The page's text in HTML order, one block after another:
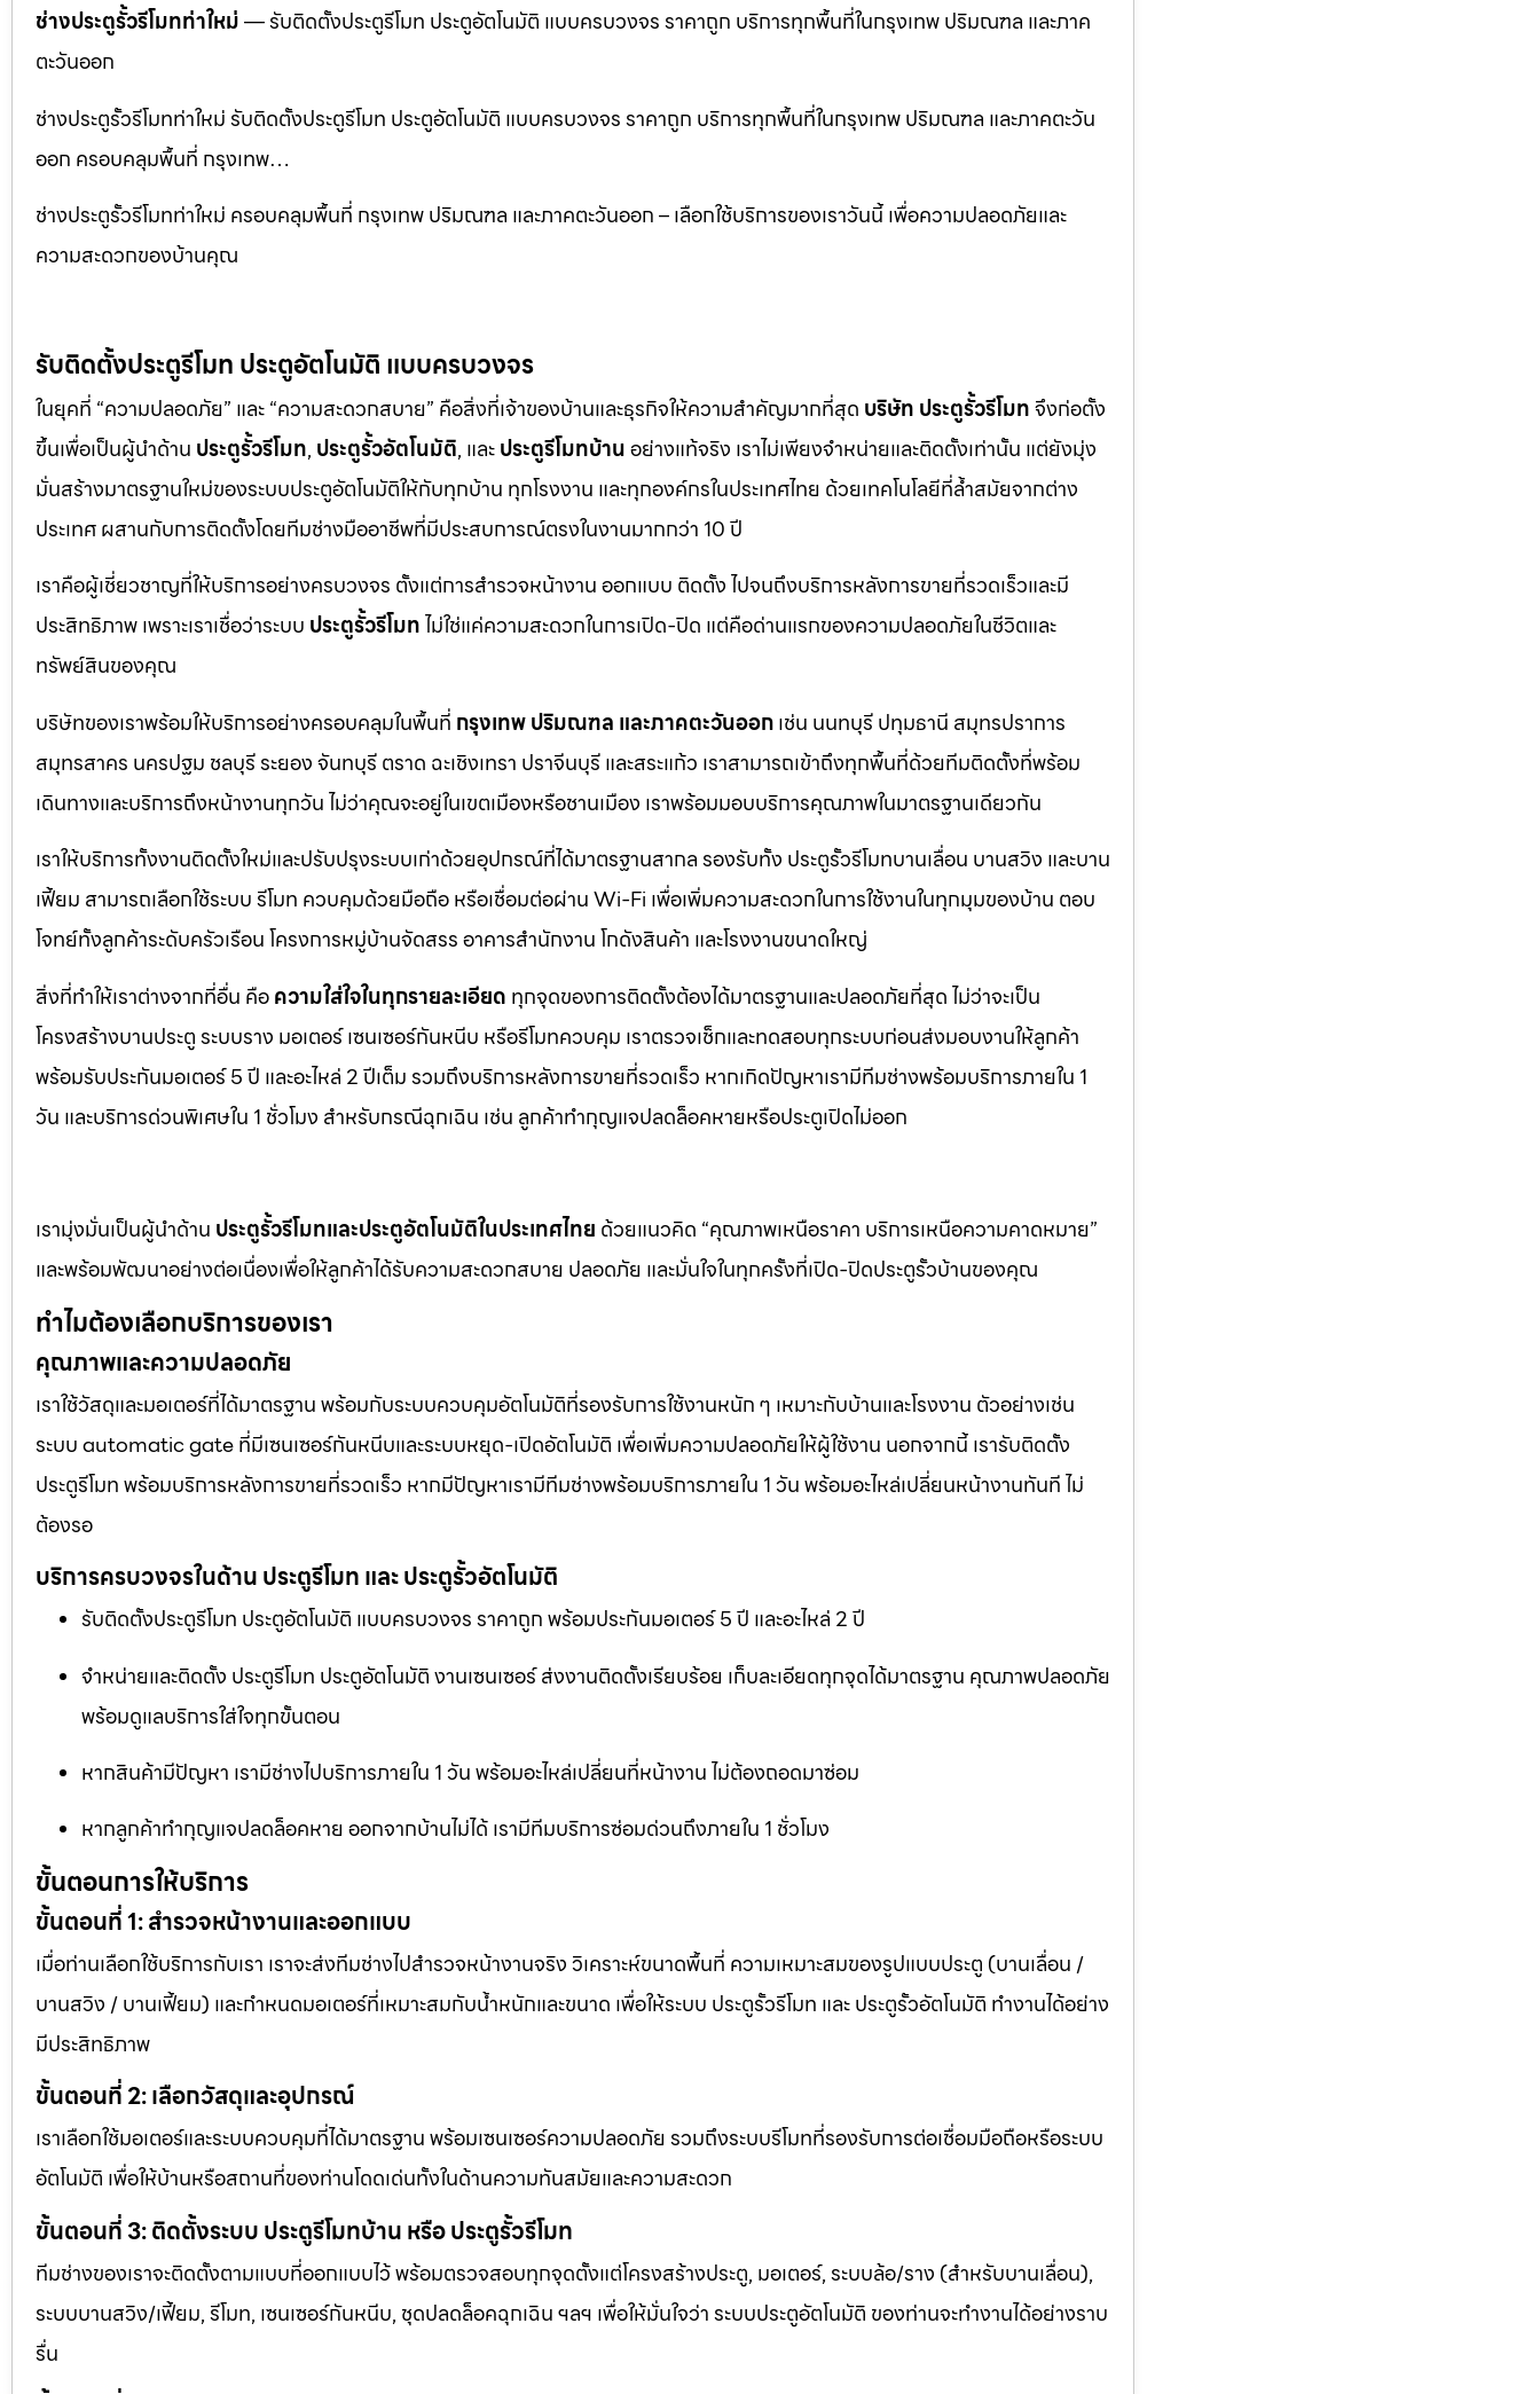
ช่างประตูรั้วรีโมทท่าใหม่— รับติดตั้งประตูรีโมท ประตูอัตโนมัติ แบบครบวงจร ราคาถูก บริการทุกพื้นที่ในกรุงเทพ ปริมณฑล และภาค
ตะวันออก
ช่างประตูรั้วรีโมทท่าใหม่ รับติดตั้งประตูรีโมท ประตูอัตโนมัติ แบบครบวงจร ราคาถูก บริการทุกพื้นที่ในกรุงเทพ ปริมณฑล และภาคตะวัน
ออก ครอบคลุมพื้นที่ กรุงเทพ…
ช่างประตูรั้วรีโมทท่าใหม่ ครอบคลุมพื้นที่ กรุงเทพ ปริมณฑล และภาคตะวันออก – เลือกใช้บริการของเราวันนี้ เพื่อความปลอดภัยและ
ความสะดวกของบ้านคุณ
รับติดตั้งประตูรีโมท ประตูอัตโนมัติ แบบครบวงจร
ในยุคที่ “ความปลอดภัย” และ “ความสะดวกสบาย” คือสิ่งที่เจ้าของบ้านและธุรกิจให้ความสำคัญมากที่สุด บริษัท ประตูรั้วรีโมทจึงก่อตั้ง
ขึ้นเพื่อเป็นผู้นำด้าน ประตูรั้วรีโมท, ประตูรั้วอัตโนมัติ, และประตูรีโมทบ้านอย่างแท้จริง เราไม่เพียงจำหน่ายและติดตั้งเท่านั้น แต่ยังมุ่ง
มั่นสร้างมาตรฐานใหม่ของระบบประตูอัตโนมัติให้กับทุกบ้าน ทุกโรงงาน และทุกองค์กรในประเทศไทย ด้วยเทคโนโลยีที่ล้ำสมัยจากต่าง
ประเทศ ผสานกับการติดตั้งโดยทีมช่างมืออาชีพที่มีประสบการณ์ตรงในงานมากกว่า 10 ปี
เราคือผู้เชี่ยวชาญที่ให้บริการอย่างครบวงจร ตั้งแต่การสำรวจหน้างาน ออกแบบ ติดตั้ง ไปจนถึงบริการหลังการขายที่รวดเร็วและมี
ประสิทธิภาพ เพราะเราเชื่อว่าระบบ ประตูรั้วรีโมทไม่ใช่แค่ความสะดวกในการเปิด-ปิด แต่คือด่านแรกของความปลอดภัยในชีวิตและ
ทรัพย์สินของคุณ
บริษัทของเราพร้อมให้บริการอย่างครอบคลุมในพื้นที่ กรุงเทพ ปริมณฑล และภาคตะวันออกเช่น นนทบุรี ปทุมธานี สมุทรปราการ
สมุทรสาคร นครปฐม ชลบุรี ระยอง จันทบุรี ตราด ฉะเชิงเทรา ปราจีนบุรี และสระแก้ว เราสามารถเข้าถึงทุกพื้นที่ด้วยทีมติดตั้งที่พร้อม
เดินทางและบริการถึงหน้างานทุกวัน ไม่ว่าคุณจะอยู่ในเขตเมืองหรือชานเมือง เราพร้อมมอบบริการคุณภาพในมาตรฐานเดียวกัน
เราให้บริการทั้งงานติดตั้งใหม่และปรับปรุงระบบเก่าด้วยอุปกรณ์ที่ได้มาตรฐานสากล รองรับทั้ง ประตูรั้วรีโมทบานเลื่อน บานสวิง และบาน
เฟี้ยม สามารถเลือกใช้ระบบ รีโมท ควบคุมด้วยมือถือ หรือเชื่อมต่อผ่าน Wi-Fi เพื่อเพิ่มความสะดวกในการใช้งานในทุกมุมของบ้าน ตอบ
โจทย์ทั้งลูกค้าระดับครัวเรือน โครงการหมู่บ้านจัดสรร อาคารสำนักงาน โกดังสินค้า และโรงงานขนาดใหญ่
สิ่งที่ทำให้เราต่างจากที่อื่น คือความใส่ใจในทุกรายละเอียด ทุกจุดของการติดตั้งต้องได้มาตรฐานและปลอดภัยที่สุด ไม่ว่าจะเป็น
โครงสร้างบานประตู ระบบราง มอเตอร์ เซนเซอร์กันหนีบ หรือรีโมทควบคุม เราตรวจเช็กและทดสอบทุกระบบก่อนส่งมอบงานให้ลูกค้า
พร้อมรับประกันมอเตอร์ 5 ปี และอะไหล่ 2 ปีเต็ม รวมถึงบริการหลังการขายที่รวดเร็ว หากเกิดปัญหาเรามีทีมช่างพร้อมบริการภายใน 1
วัน และบริการด่วนพิเศษใน 1 ชั่วโมง สำหรับกรณีฉุกเฉิน เช่น ลูกค้าทำกุญแจปลดล็อคหายหรือประตูเปิดไม่ออก
เรามุ่งมั่นเป็นผู้นำด้าน ประตูรั้วรีโมทและประตูอัตโนมัติในประเทศไทย ด้วยแนวคิด “คุณภาพเหนือราคา บริการเหนือความคาดหมาย”
และพร้อมพัฒนาอย่างต่อเนื่องเพื่อให้ลูกค้าได้รับความสะดวกสบาย ปลอดภัย และมั่นใจในทุกครั้งที่เปิด-ปิดประตูรั้วบ้านของคุณ
ทำไมต้องเลือกบริการของเรา
คุณภาพและความปลอดภัย
เราใช้วัสดุและมอเตอร์ที่ได้มาตรฐาน พร้อมกับระบบควบคุมอัตโนมัติที่รองรับการใช้งานหนัก ๆ เหมาะกับบ้านและโรงงาน ตัวอย่างเช่น
ระบบ automatic gate ที่มีเซนเซอร์กันหนีบและระบบหยุด-เปิดอัตโนมัติ เพื่อเพิ่มความปลอดภัยให้ผู้ใช้งาน นอกจากนี้ เรารับติดตั้ง
ประตูรีโมท พร้อมบริการหลังการขายที่รวดเร็ว หากมีปัญหาเรามีทีมช่างพร้อมบริการภายใน 1 วัน พร้อมอะไหล่เปลี่ยนหน้างานทันที ไม่
ต้องรอ
บริการครบวงจรในด้าน ประตูรีโมท และ ประตูรั้วอัตโนมัติ
รับติดตั้งประตูรีโมท ประตูอัตโนมัติ แบบครบวงจร ราคาถูก พร้อมประกันมอเตอร์ 5 ปี และอะไหล่ 2 ปี
จำหน่ายและติดตั้ง ประตูรีโมท ประตูอัตโนมัติ งานเซนเซอร์ ส่งงานติดตั้งเรียบร้อย เก็บละเอียดทุกจุดได้มาตรฐาน คุณภาพปลอดภัย
พร้อมดูแลบริการใส่ใจทุกขั้นตอน
หากสินค้ามีปัญหา เรามีช่างไปบริการภายใน 1 วัน พร้อมอะไหล่เปลี่ยนที่หน้างาน ไม่ต้องถอดมาซ่อม
หากลูกค้าทำกุญแจปลดล็อคหาย ออกจากบ้านไม่ได้ เรามีทีมบริการซ่อมด่วนถึงภายใน 1 ชั่วโมง
ขั้นตอนการให้บริการ
ขั้นตอนที่ 1: สำรวจหน้างานและออกแบบ
เมื่อท่านเลือกใช้บริการกับเรา เราจะส่งทีมช่างไปสำรวจหน้างานจริง วิเคราะห์ขนาดพื้นที่ ความเหมาะสมของรูปแบบประตู (บานเลื่อน /
บานสวิง / บานเฟี้ยม) และกำหนดมอเตอร์ที่เหมาะสมกับน้ำหนักและขนาด เพื่อให้ระบบ ประตูรั้วรีโมท และ ประตูรั้วอัตโนมัติ ทำงานได้อย่าง
มีประสิทธิภาพ
ขั้นตอนที่ 2: เลือกวัสดุและอุปกรณ์
เราเลือกใช้มอเตอร์และระบบควบคุมที่ได้มาตรฐาน พร้อมเซนเซอร์ความปลอดภัย รวมถึงระบบรีโมทที่รองรับการต่อเชื่อมมือถือหรือระบบ
อัตโนมัติ เพื่อให้บ้านหรือสถานที่ของท่านโดดเด่นทั้งในด้านความทันสมัยและความสะดวก
ขั้นตอนที่ 3: ติดตั้งระบบ ประตูรีโมทบ้าน หรือ ประตูรั้วรีโมท
ทีมช่างของเราจะติดตั้งตามแบบที่ออกแบบไว้ พร้อมตรวจสอบทุกจุดตั้งแต่โครงสร้างประตู, มอเตอร์, ระบบล้อ/ราง (สำหรับบานเลื่อน),
ระบบบานสวิง/เฟี้ยม, รีโมท, เซนเซอร์กันหนีบ, ชุดปลดล็อคฉุกเฉิน ฯลฯ เพื่อให้มั่นใจว่า ระบบประตูอัตโนมัติ ของท่านจะทำงานได้อย่างราบ
รื่น